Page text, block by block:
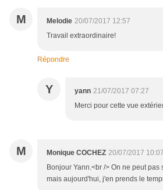
M Melodie 20/07/2017 12:57
Travail extraordinaire!
Répondre
Y yann 21/07/2017 07:27
Merci pour cette vue
M Monique COCHEZ 20/07/2017 10:07
Bonjour Yann.<br /> On ne peut
mais aujourd'hui, j'en prends le